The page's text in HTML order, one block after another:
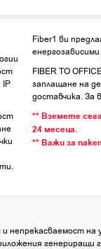
IP
Fiber1 ви
FIBER TO
заплащане на
доставчика. За
** Вземете сега безплатен Wi-Fi рутер със силен обхват при сключване на абонамент за
24 месеца.
** Важи за